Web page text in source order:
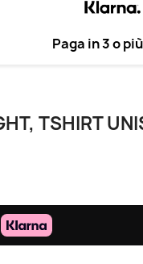
Paga in 3 o
TSHIRT